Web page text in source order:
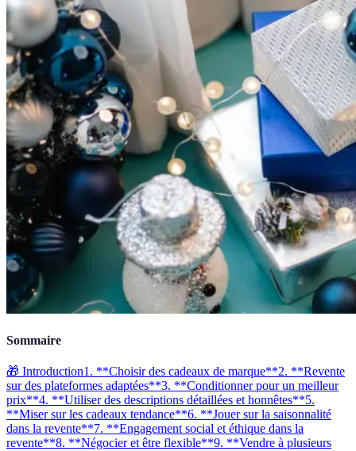
Sommaire
🎁 Introduction1. **Choisir des cadeaux de marque**2. **Revente
sur des plateformes adaptées**3. **Conditionner pour un meilleur
prix**4. **Utiliser des descriptions détaillées et honnêtes**5.
**Miser sur les cadeaux tendance**6. **Jouer sur la saisonnalité
dans la revente**7. **Engagement social et éthique dans la
revente**8. **Négocier et être flexible**9. **Vendre à plusieurs